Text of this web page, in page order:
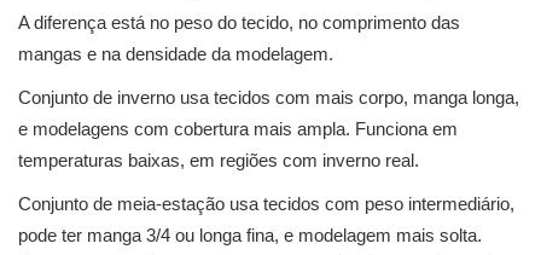
A diferença está no peso do tecido, no comprimento das
mangas e na densidade da modelagem.
Conjunto de inverno usa tecidos com mais corpo, manga longa,
e modelagens com cobertura mais ampla. Funciona em
temperaturas baixas, em regiões com inverno real.
Conjunto de meia-estação usa tecidos com peso intermediário,
pode ter manga 3/4 ou longa fina, e modelagem mais solta.